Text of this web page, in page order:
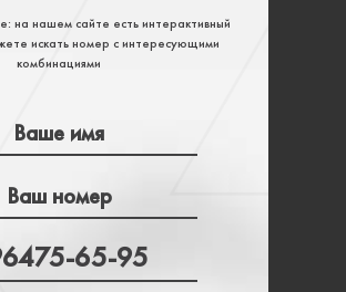
на нашем сайте есть интерактивный
искать номер с интересующими
комбинациями